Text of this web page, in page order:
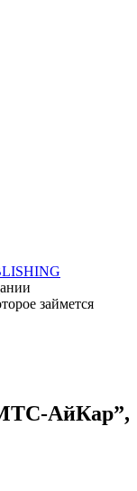
займется
АйКар”,